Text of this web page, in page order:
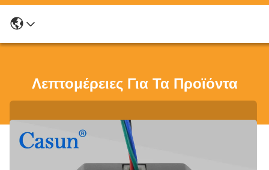
Λεπτομέρειες Για Τα Προϊόντα